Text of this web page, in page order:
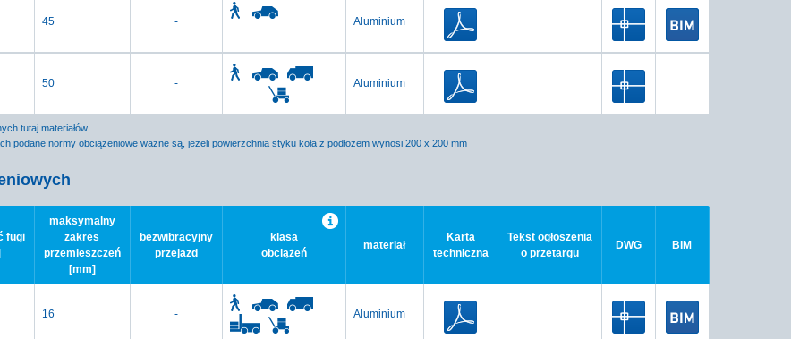
45 - Aluminium
50 - Aluminium
tutaj materiałów.
podane normy obciążeniowe ważne są, jeżeli powierzchnia styku koła z podłożem wynosi 200 x 200 mm
fugi
maksymalny
zakres
przemieszczeń
[mm]
bezwibracyjny
przejazd
klasa
obciążeń
materiał
Karta
techniczna
Tekst ogłoszenia
o przetargu
DWG BIM
16 - Aluminium